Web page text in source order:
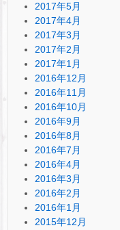
2017年5月
2017年4月
2017年3月
2017年2月
2017年1月
2016年12月
2016年11月
2016年10月
2016年9月
2016年8月
2016年7月
2016年4月
2016年3月
2016年2月
2016年1月
2015年12月